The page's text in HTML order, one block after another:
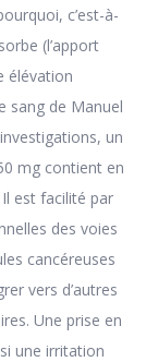
c’est-à-
(l’apport
élévation
sang de Manuel
un
mg contient en
est facilité par
des voies
cancéreuses
vers d’autres
Une prise en
une irritation